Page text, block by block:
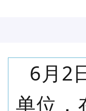
6月 2
单位，